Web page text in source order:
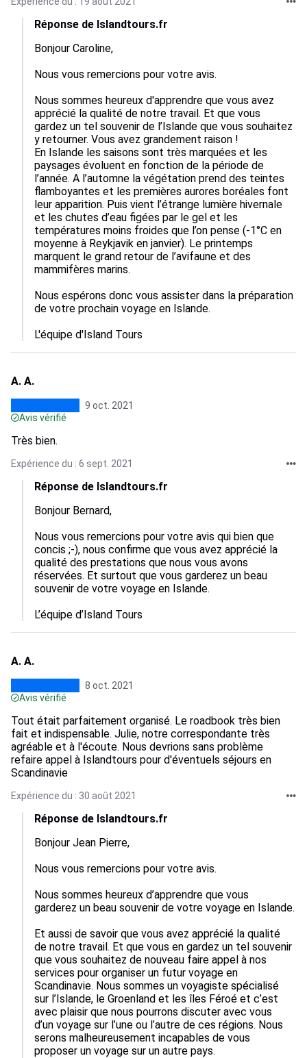
Réponse de Islandtours.fr
Bonjour Caroline,
Nous vous remercions pour votre avis.
Nous sommes heureux d'apprendre que vous avez
apprécié la qualité de notre travail. Et que vous
gardez un tel souvenir de l’Islande que vous souhaitez
y retourner. Vous avez grandement raison !
En Islande les saisons sont très marquées et les
paysages évoluent en fonction de la période de
l’année. A l’automne la végétation prend des teintes
flamboyantes et les premières aurores boréales font
leur apparition. Puis vient l’étrange lumière hivernale
et les chutes d’eau figées par le gel et les
températures moins froides que l’on pense (-1°C en
moyenne à Reykjavik en janvier). Le printemps
marquent le grand retour de l’avifaune et des
mammifères marins.
Nous espérons donc vous assister dans la préparation
de votre prochain voyage en Islande.
A. A.
9 oct. 2021
Avis vérifié
Très bien.
Expérience du : 6 sept. 2021
Réponse de Islandtours.fr
Bonjour Bernard,
Nous vous remercions pour votre avis qui bien que
concis ;-), nous confirme que vous avez apprécié la
qualité des prestations que nous vous avons
réservées. Et surtout que vous garderez un beau
souvenir de votre voyage en Islande.
A. A.
8 oct. 2021
Avis vérifié
Tout était parfaitement organisé. Le roadbook très bien
fait et indispensable. Julie, notre correspondante très
agréable et à l'écoute. Nous devrions sans problème
refaire appel à Islandtours pour d'éventuels séjours en
Scandinavie
Expérience du : 30 août 2021
Réponse de Islandtours.fr
Bonjour Jean Pierre,
Nous vous remercions pour votre avis.
Nous sommes heureux d’apprendre que vous
garderez un beau souvenir de votre voyage en Islande.
Et aussi de savoir que vous avez apprécié la qualité
de notre travail. Et que vous en gardez un tel souvenir
que vous souhaitez de nouveau faire appel à nos
services pour organiser un futur voyage en
Scandinavie. Nous sommes un voyagiste spécialisé
sur l’Islande, le Groenland et les îles Féroé et c’est
avec plaisir que nous pourrons discuter avec vous
d’un voyage sur l’une ou l’autre de ces régions. Nous
serons malheureusement incapables de vous
proposer un voyage sur un autre pays.